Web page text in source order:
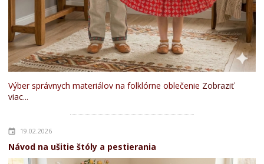
Výber správnych materiálov na folklórne oblečenie Zobraziť
viac...
19.02.2026
Návod na ušitie štóly a pestierania